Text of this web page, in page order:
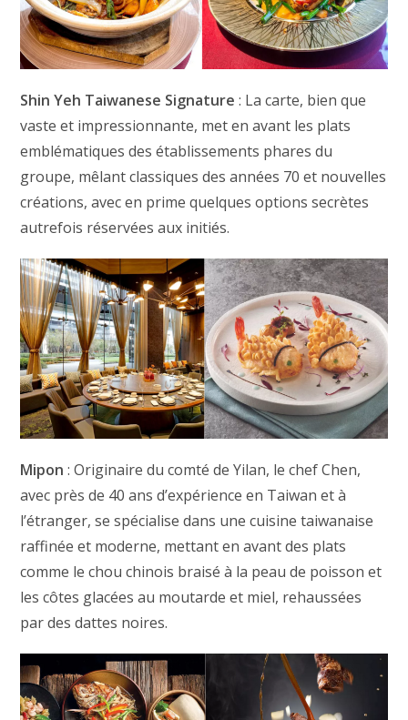
Shin Yeh Taiwanese Signature : La carte, bien que
vaste et impressionnante, met en avant les plats
emblématiques des établissements phares du
groupe, mêlant classiques des années 70 et nouvelles
créations, avec en prime quelques options secrètes
autrefois réservées aux initiés.
Mipon : Originaire du comté de Yilan, le chef Chen,
avec près de 40 ans d’expérience en Taiwan et à
l’étranger, se spécialise dans une cuisine taiwanaise
raffinée et moderne, mettant en avant des plats
comme le chou chinois braisé à la peau de poisson et
les côtes glacées au moutarde et miel, rehaussées
par des dattes noires.